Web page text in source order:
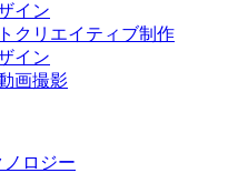
イン
クリエイティブ制作
イン
画撮影
ロジー